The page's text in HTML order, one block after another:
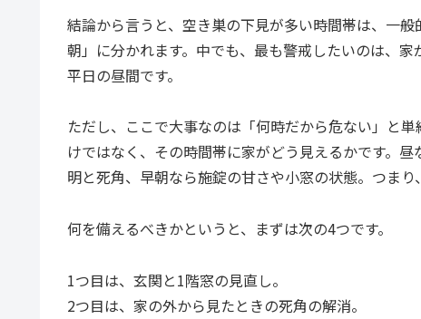
結論から言うと、空き巣の下見が多い時間帯は、一
朝」に分かれます。中でも、最も警戒したいのは、
平日の昼間です。
ただし、ここで大事なのは「何時だから危ない」と
けではなく、その時間帯に家がどう見えるかです。
明と死角、早朝なら施錠の甘さや小窓の状態。つまり
何を備えるべきかというと、まずは次の4つです。
1つ目は、玄関と1階窓の見直し。
2つ目は、家の外から見たときの死角の解消。